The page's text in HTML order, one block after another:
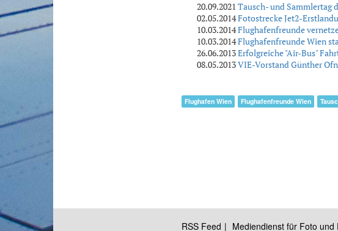
20.09.2021 Tausch- und Sammlertag
02.05.2014Fotostrecke Jet2-
10.03.2014Flughafenfreunde
10.03.2014Flughafenfreunde Wien
26.06.2013Erfolgreiche "Air-Bus"
08.05.2013VIE-Vorstand Günther
Flughafen Wien Flughafenfreunde Wien
RSS Feed Mediendienst für Foto und